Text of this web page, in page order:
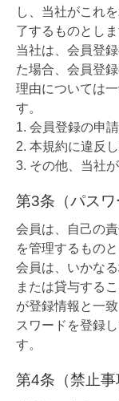
し、当社がこれ
了するものとしま
当社は、会員登
た場合、会員登
理由については
す。
会員登録の申
本規約に違反
その他、当社
第3条（パスワ
会員は、自己の
を管理するものと
会員は、いかな
または貸与する
が登録情報と一
スワードを登録
す。
第4条（禁止事